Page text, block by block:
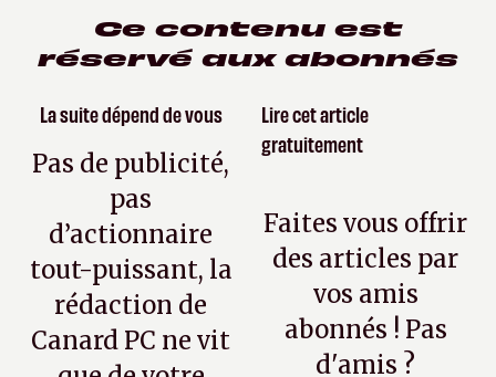
Ce contenu est
réservé aux abonnés
La suite dépend de vous
Pas de publicité,
pas
d’actionnaire
tout-puissant, la
rédaction de
Canard PC ne vit
Lire cet article
gratuitement
Faites vous offrir
des articles par
vos amis
abonnés ! Pas
d'amis ?